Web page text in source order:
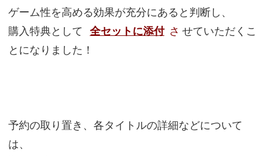
ゲーム性を高める効果が充分にあると判断し、
購入特典として
全セットに添付 さ せていただくこ
とになりました！
予約の取り置き、各タイトルの詳細などについて
は、